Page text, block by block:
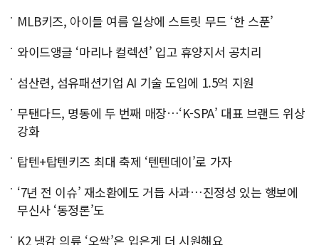
MLB키즈, 아이들 여름 일상에 스트릿 무드 ‘한 스푼’
와이드앵글 ‘마리나 컬렉션’ 입고 휴양지서 공치리
섬산련, 섬유패션기업 AI 기술 도입에 1.5억 지원
무탠다드, 명동에 두 번째 매장…‘K-SPA’ 대표 브랜드 위상
강화
탑텐+탑텐키즈 최대 축제 ‘텐텐데이’로 가자
‘7년 전 이슈’ 재소환에도 거듭 사과…진정성 있는 행보에
무신사 ‘동정론’도
K2 냉감 의류 ‘오싹’은 입은게 더 시원해요